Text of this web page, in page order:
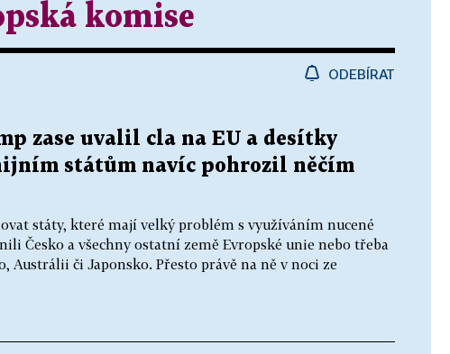
komise
ODEBÍRAT
zase uvalil cla na EU a desítky
státům navíc pohrozil něčím
státy, které mají velký problém s využíváním nucené
Česko a všechny ostatní země Evropské unie nebo třeba
Austrálii či Japonsko. Přesto právě na ně v noci ze